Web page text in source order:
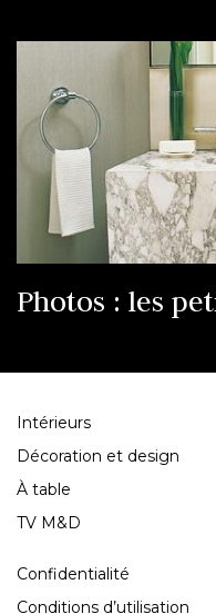
Photos : les
Intérieurs
Décoration et design
À table
TV M&D
Confidentialité
Conditions d’utilisation